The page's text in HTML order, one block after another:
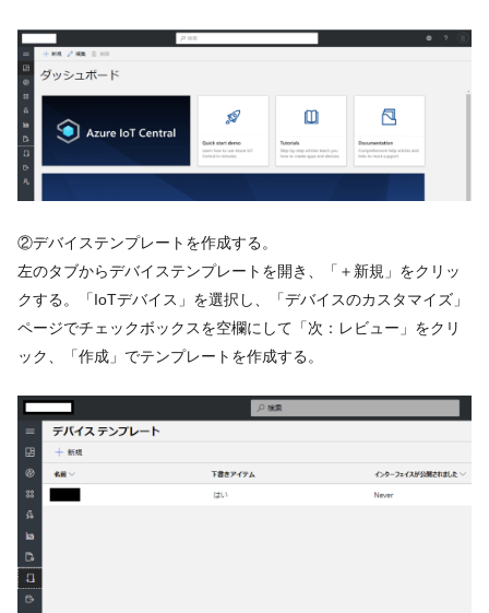
②デバイステンプレートを作成する。
左のタブからデバイステンプレートを開き、「＋新規」をクリッ
クする。「IoTデバイス」を選択し、「デバイスのカスタマイズ」
ページでチェックボックスを空欄にして「次：レビュー」をクリ
ック、「作成」でテンプレートを作成する。